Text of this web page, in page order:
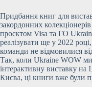
Придбання книг для
закордонних
проєктом Visa та ГО
реалізувати ще у 2022
команди не відмовилися
Так, коли Ukraine WOW
інтерактивну виставку на
Києва, ці книги вже були